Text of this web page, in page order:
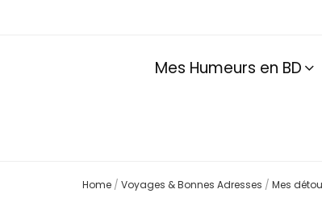
Mes Humeurs en BD
Home / Voyages & Bonnes Adresses / Mes